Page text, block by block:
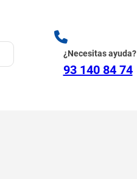
¿Necesitas ayuda?
93 140 84 74